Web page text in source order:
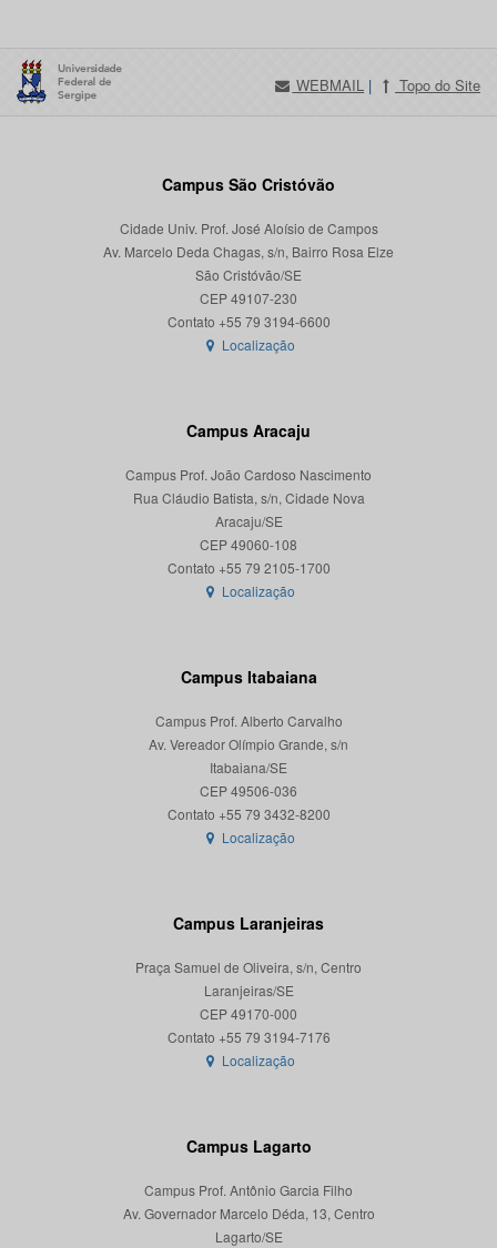
WEBMAIL | Topo do Site
Campus São Cristóvão
Cidade Univ. Prof. José Aloísio de Campos
Av. Marcelo Deda Chagas, s/n, Bairro Rosa Elze
São Cristóvão/SE
CEP 49107-230
Localização
Campus Aracaju
Campus Prof. João Cardoso Nascimento
Rua Cláudio Batista, s/n, Cidade Nova
Aracaju/SE
CEP 49060-108
Localização
Campus Itabaiana
Campus Prof. Alberto Carvalho
Av. Vereador Olímpio Grande, s/n
Itabaiana/SE
CEP 49506-036
Localização
Campus Laranjeiras
Praça Samuel de Oliveira, s/n, Centro
Laranjeiras/SE
CEP 49170-000
Localização
Campus Lagarto
Campus Prof. Antônio Garcia Filho
Av. Governador Marcelo Déda, 13, Centro
Lagarto/SE